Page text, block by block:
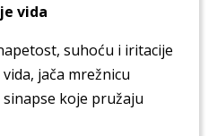
vida
suhoću i iritacije
jača mrežnicu
koje pružaju